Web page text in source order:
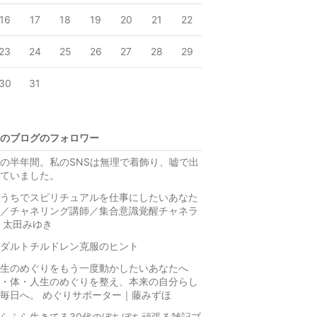
16 17 18 19 20 21 22
23 24 25 26 27 28 29
30 31
ブログのフォロワー
半年間。私のSNSは無理で着飾り、嘘で出
いました。
ちでスピリチュアルを仕事にしたいあなた
チャネリング講師／集合意識覚醒チャネラ
太田みゆき
ルトチルドレン克服のヒント
生のめぐりをもう一度動かしたいあなたへ
体・人生のめぐりを整え、本来の自分らし
日へ。 めぐりサポーター｜藤みずほ